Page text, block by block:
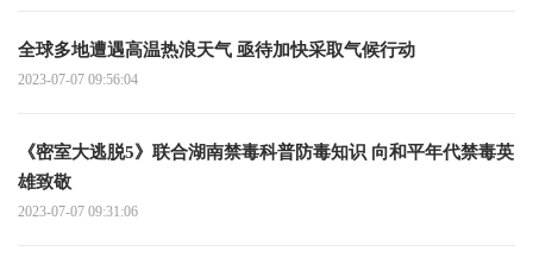
全球多地遭遇高温热浪天气 亟待加快采取气候行动
2023-07-07 09:56:04
《密室大逃脱5》联合湖南禁毒科普防毒知识 向和平年代禁毒英
雄致敬
2023-07-07 09:31:06